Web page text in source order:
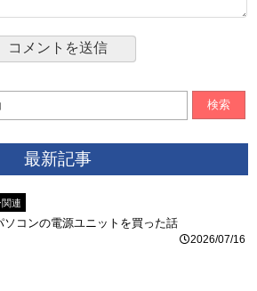
検索
最新記事
連
ソコンの電源ユニットを買った話
2026/07/16